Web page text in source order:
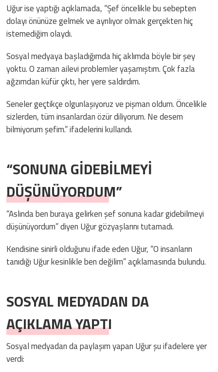
Uğur ise yaptığı açıklamada, “Şef öncelikle bu sebepten
dolayı önünüze gelmek ve ayrılıyor olmak gerçekten hiç
istemediğim olaydı.
Sosyal medyaya başladığımda hiç aklımda böyle bir şey
yoktu. O zaman ailevi problemler yaşamıştım. Çok fazla
ağzımdan küfür çıktı, her yere saldırdım.
Seneler geçtikçe olgunlaşıyoruz ve pişman oldum. Öncelikle
sizlerden, tüm insanlardan özür diliyorum. Ne desem
bilmiyorum şefim.” ifadelerini kullandı.
“SONUNA GİDEBİLMEYİ
DÜŞÜNÜYORDUM”
“Aslında ben buraya gelirken şef sonuna kadar gidebilmeyi
düşünüyordum” diyen Uğur gözyaşlarını tutamadı.
Kendisine sinirli olduğunu ifade eden Uğur, “O insanların
tanıdığı Uğur kesinlikle ben değilim” açıklamasında bulundu.
SOSYAL MEDYADAN DA
AÇIKLAMA YAPTI
Sosyal medyadan da paylaşım yapan Uğur şu ifadelere yer
verdi: